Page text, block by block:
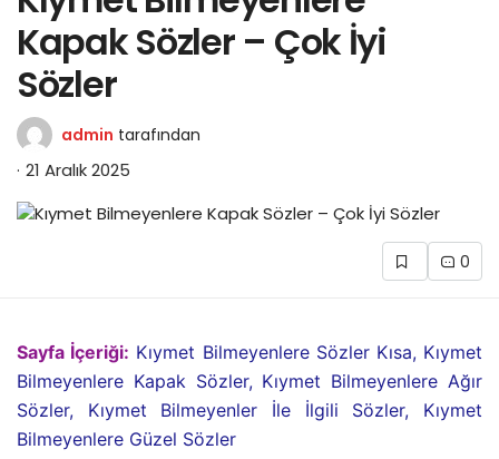
Kapak Sözler – Çok İyi
Sözler
admin tarafından
21 Aralık 2025
0
Sayfa İçeriği: Kıymet Bilmeyenlere Sözler Kısa, Kıymet
Bilmeyenlere Kapak Sözler, Kıymet Bilmeyenlere Ağır
Sözler, Kıymet Bilmeyenler İle İlgili Sözler, Kıymet
Bilmeyenlere Güzel Sözler